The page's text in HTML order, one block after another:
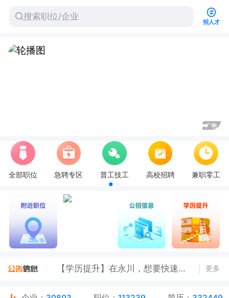
招人才
广告
全部职位 急聘专区 普工技工 高校招聘 兼职零工
找工作进【永川工作推荐群】，一对一推荐工作更便捷！
【学历提升】在永川，想要快速拿到大学（专科/本科）毕业证快报名！低学历可报，边工作边拿证！
【报名截止日期8.10】重庆市永川区来苏镇人民政府 关于招聘全日制公益性岗位人员简章
更多